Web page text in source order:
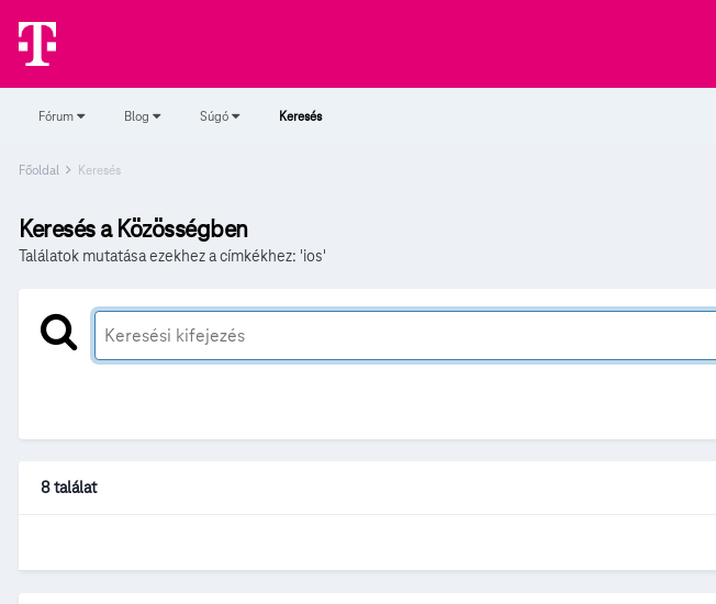
Fórum Blog Súgó Keresés
Főoldal Keresés
Keresés a Közösségben
Találatok mutatása ezekhez a címkékhez: 'ios'
8 találat